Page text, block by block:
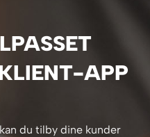
APP
du tilby dine kunder